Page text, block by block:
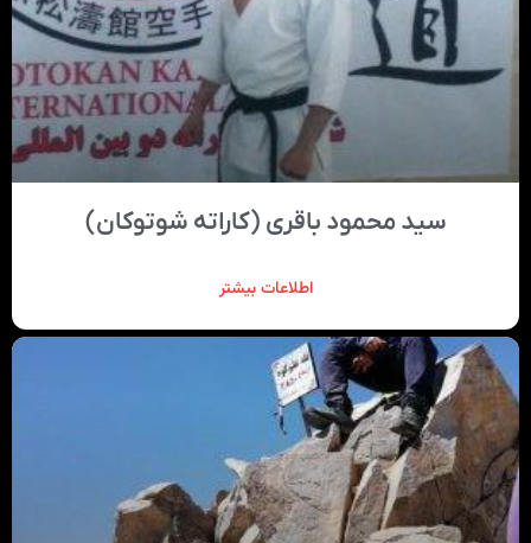
سید محمود باقری (کاراته شوتوکان)
اطلاعات بیشتر